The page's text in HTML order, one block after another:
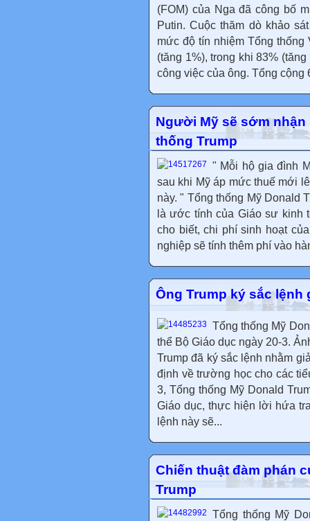
(FOM) của Nga đã công bố
Putin. Cuộc thăm dò khảo
mức độ tín nhiệm Tổng
(tăng 1%), trong khi 83%
công việc của ông. Tổng cộng
Người Mỹ sẽ sớm
thống Trump
" Mỗi hộ gia đình
sau khi Mỹ áp mức thuế mới
này. " Tổng thống Mỹ Donald
là ước tính của Giáo sư kinh
cho biết, chi phí sinh hoạt
nghiệp sẽ tính thêm phí vào
Ông Trump ký sắc lệnh
Tổng thống Mỹ
thể Bộ Giáo dục ngày 20-3.
Trump đã ký sắc lệnh nhằm
định về trường học cho các
3, Tổng thống Mỹ Donald
Giáo dục, thực hiện lời hứa
lệnh này sẽ...
Chiến thuật đàm phán
Trump
Tổng thống Mỹ